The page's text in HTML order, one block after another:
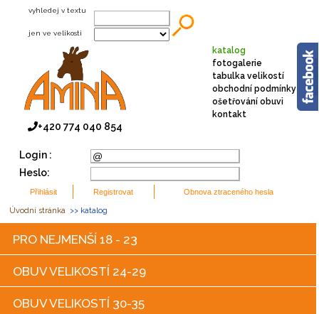
+420 774 040 854
vyhledej v textu
jen ve velikosti
Login :
Heslo:
Úvodní stránka >> katalog
katalog
fotogalerie
tabulka velikostí
obchodní podmínky
ošetřování obuvi
kontakt
PRO NEJMENŠÍ 18 - 23
OBUV VELIKOSTÍ 24-29
OBUV VELIKOSTÍ 30-35